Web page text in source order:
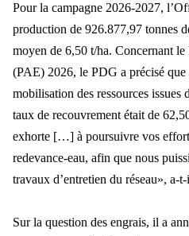
Pour la campagne 2026-2027,
production de 926.877,97 tonnes
moyen de 6,50 t/ha. Concernant le
(PAE) 2026, le PDG a précisé
mobilisation des ressources issues
taux de recouvrement était de
exhorte […] à poursuivre vos
redevance-eau, afin que nous
travaux d’entretien du réseau», a-
Sur la question des engrais, il a